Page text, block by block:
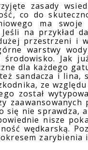
zasady
co do
ma swoje
na przykład
przestrzeni i
warstwy
środowisko. Jak
dla każdego
sandacza i
ze
został
się nie sprawdza,
nisze
wędkarską.